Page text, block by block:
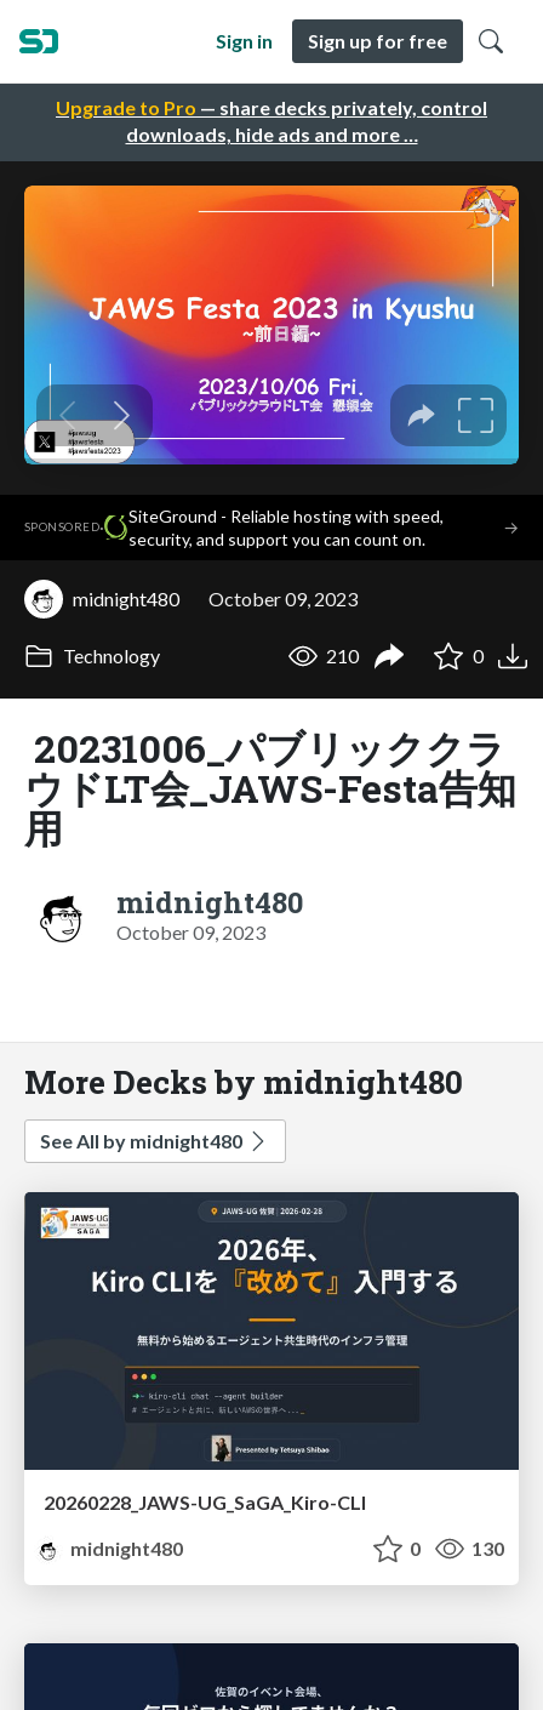
Upgrade to Pro — share decks privately, control
downloads, hide ads and more …
Sign in Sign up for free
SPONSORED·
SiteGround - Reliable hosting with speed,
security, and support you can count on.
→
midnight480 October 09, 2023
Technology 210 0
20231006_パブリッククラ
ウドLT会_JAWS-Festa告知
用
midnight480
October 09, 2023
More Decks by midnight480
See All by midnight480
20260228_JAWS-UG_SaGA_Kiro-CLI
midnight480
0 130